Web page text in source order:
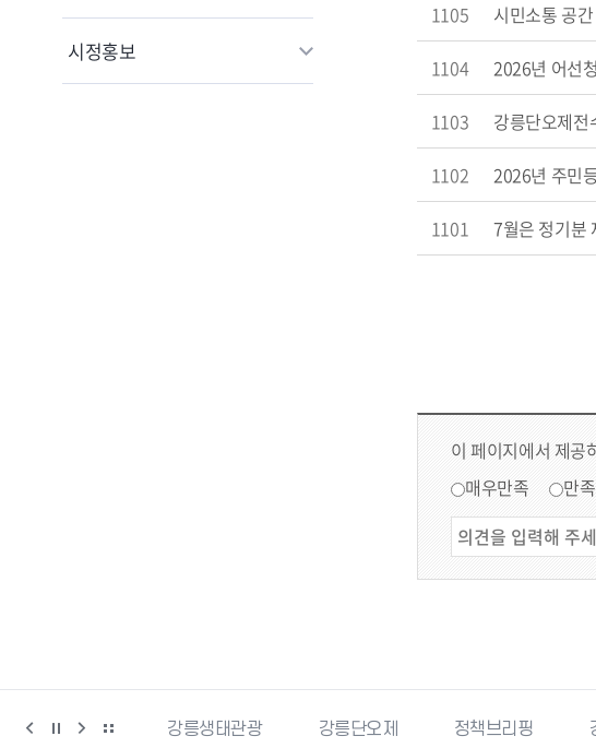
시정홍보
1105 시민소통 공
1104 2026년 어선
1103 강릉단오제전
1102 2026년 주민
1101 7월은 정기분
이 페이지에서 제공
매우만족
만족
물사랑센터 강릉생태관광 강릉단오제 정책브리핑 강